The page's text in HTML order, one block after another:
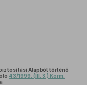
Alapból történő
43/1999. (III. 3.) Korm.